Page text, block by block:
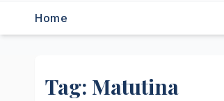
Home
Tag: Matutina